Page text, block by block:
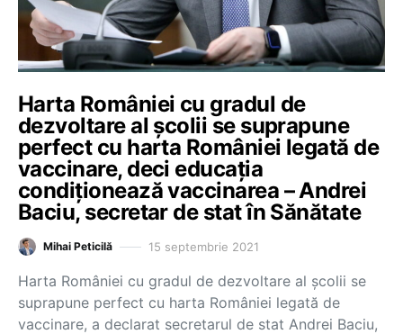
Harta României cu gradul de
dezvoltare al școlii se suprapune
perfect cu harta României legată de
vaccinare, deci educația
condiționează vaccinarea – Andrei
Baciu, secretar de stat în Sănătate
Mihai Peticilă 15 septembrie 2021
Harta României cu gradul de dezvoltare al școlii se
suprapune perfect cu harta României legată de
vaccinare, a declarat secretarul de stat Andrei Baciu,